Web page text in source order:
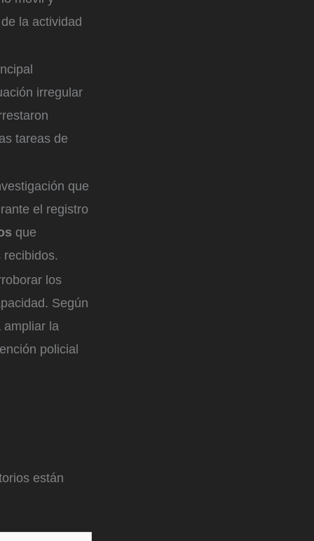
la actividad
irregular
tareas de
que
el registro
que
recibidos.
los
Según
ampliar la
policial
están